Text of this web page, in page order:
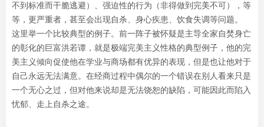
不到标准而干脆逃避）、强迫性的行为（非得做到完美不可），等
等，更严重者，甚至会出现自杀、身心疾患、饮食失调等问题。
这里举一个比较典型的例子。前一阵子被怀疑是主导全家自焚身亡
的彰化的巨富洪若谭，就是极端完美主义性格的典型例子，他的完
美主义倾向促使他在学业与商场都有优异的表现，但是也让他对于
自己永远无法满意。在经商过程中偶尔的一个错误在别人看来只是
一个无心之过，但对他来说却是无法饶恕的缺陷，可能因此而陷入
忧郁、走上自杀之途。